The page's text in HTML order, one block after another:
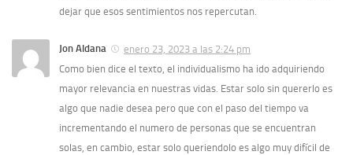
dejar que esos sentimientos nos repercutan.
Jon Aldana
enero 23, 2023 a las 2:24 pm
Como bien dice el texto, el individualismo ha ido adquiriendo
mayor relevancia en nuestras vidas. Estar solo sin quererlo es
algo que nadie desea pero que con el paso del tiempo va
incrementando el numero de personas que se encuentran
solas, en cambio, estar solo queriendolo es algo muy difícil de